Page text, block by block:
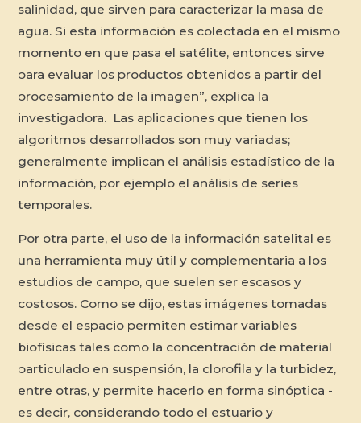
salinidad, que sirven para caracterizar la masa de
agua. Si esta información es colectada en el mismo
momento en que pasa el satélite, entonces sirve
para evaluar los productos obtenidos a partir del
procesamiento de la imagen”, explica la
investigadora. Las aplicaciones que tienen los
algoritmos desarrollados son muy variadas;
generalmente implican el análisis estadístico de la
información, por ejemplo el análisis de series
temporales.
Por otra parte, el uso de la información satelital es
una herramienta muy útil y complementaria a los
estudios de campo, que suelen ser escasos y
costosos. Como se dijo, estas imágenes tomadas
desde el espacio permiten estimar variables
biofísicas tales como la concentración de material
particulado en suspensión, la clorofila y la turbidez,
entre otras, y permite hacerlo en forma sinóptica -
es decir, considerando todo el estuario y